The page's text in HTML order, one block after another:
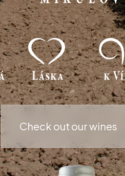
Check out our wines